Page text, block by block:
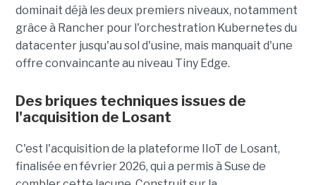
dominait déjà les deux premiers niveaux, notamment
grâce à Rancher pour l'orchestration Kubernetes du
datacenter jusqu'au sol d'usine, mais manquait d'une
offre convaincante au niveau Tiny Edge.
Des briques techniques issues de
l'acquisition de Losant
C'est l'acquisition de la plateforme IIoT de Losant,
finalisée en février 2026, qui a permis à Suse de